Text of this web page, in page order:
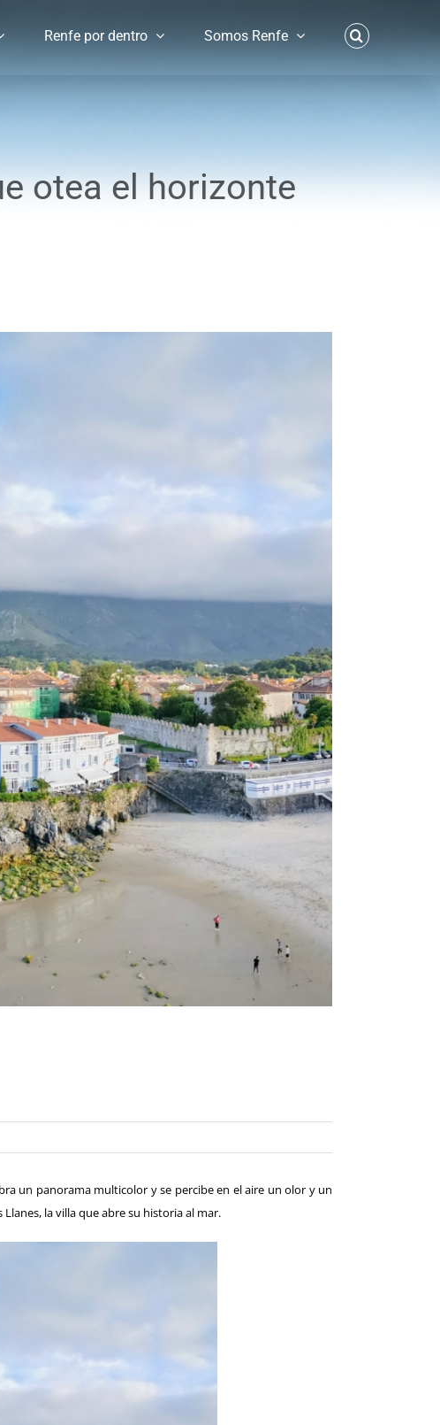
Renfe por dentro Somos Renfe
otea el horizonte
un panorama multicolor y se percibe en el aire un olor y un
la villa que abre su historia al mar.